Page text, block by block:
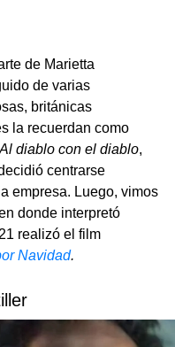
de Marietta
de varias
británicas
la recuerdan como
Al diablo con el diablo,
centrarse
empresa. Luego, vimos
donde interpretó
realizó el film
Navidad.